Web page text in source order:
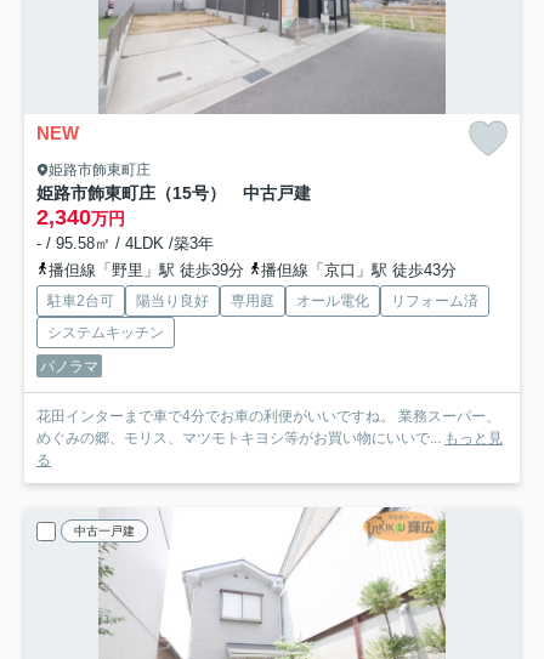
NEW
姫路市飾東町庄
姫路市飾東町庄（15号） 中古戸建
2,340万円
- / 95.58㎡ / 4LDK /築3年
播但線「野里」駅 徒歩39分
播但線「京口」駅 徒歩43分
駐車2台可 陽当り良好 専用庭 オール電化
リフォーム済
システムキッチン
パノラマ
花田インターまで車で4分でお車の利便がいいですね。 業務スーパー、
めぐみの郷、モリス、マツモトキヨシ等がお買い物にいいで... もっと見
る
中古一戸建